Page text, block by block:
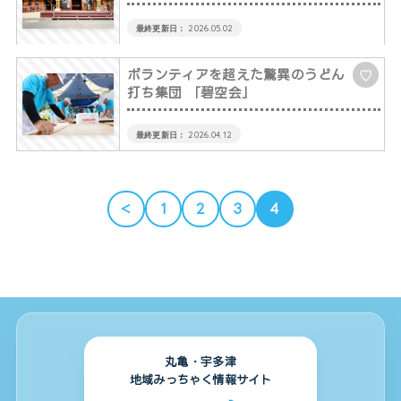
2026.05.02
ボランティアを超えた驚異のうどん
打ち集団 「碧空会」
♡
2026.04.12
＜ 1 2 3 4
丸亀・宇多津
地域みっちゃく情報サイト